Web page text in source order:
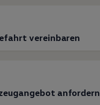
vereinbaren
anfordern